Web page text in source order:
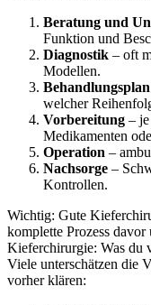
Beratung und
Funktion und
Diagnostik – oft
Modellen.
Behandlungsplan
welcher
Vorbereitung –
Medikamenten
Operation –
Nachsorge –
Kontrollen.
Wichtig: Gute
komplette Prozess davor
Kieferchirurgie: Was du
Viele unterschätzen die
vorher klären: